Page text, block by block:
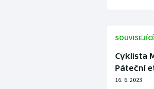
Cyklista
Páteční
16. 6. 2023